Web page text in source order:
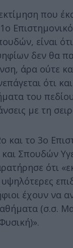
που
είναι
δεν θα
άρα ούτε
ότι
του
με τη
το 3ο
Σπουδών
ότι
έχουν να
(σ.σ.